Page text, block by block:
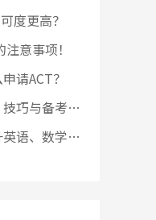
度更高？
意事项！
请ACT？
巧与备考指
语、数学、